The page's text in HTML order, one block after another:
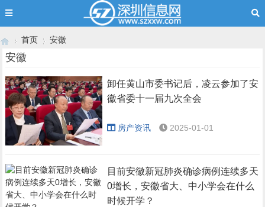
›
首页
›
安徽
安徽
卸任黄山市委书记后，凌云参加了安
徽省委十一届九次全会
房产资讯 2025-01-01
目前安徽新冠肺炎确诊病例连续多天
0增长，安徽省大、中小学会在什么
时候开学？